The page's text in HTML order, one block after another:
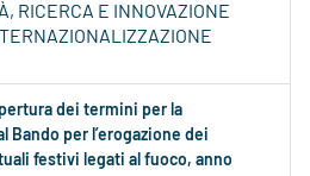
RICERCA E INNOVAZIONE
dei termini per la
Bando per l’erogazione dei
festivi legati al fuoco, anno